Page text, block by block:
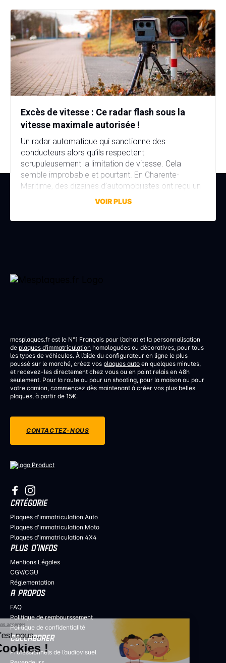
Continuer sans accepter
Salut c'est nous...
les Cookies !
Excès de vitesse : Ce radar flash sous la
vitesse maximale autorisée !
Un radar automatique qui sanctionne des
conducteurs alors qu’ils respectent
scrupuleusement la limitation de vitesse. Cela
semble improbable et pourtant. En Charente-
Maritime, des dizaines d’automobilistes ont reçu un
avis de contravention alors qu’ils n’avaient commis
discrète mais aux conséquences bien réelles. Une
VOIR PLUS
mesplaques.fr est le N°1 Français pour l’achat et la personnalisation
de plaques d’immatriculation homologuées ou décoratives, pour tous
les types de véhicules. À l’aide du configurateur en ligne le plus
poussé sur le marché, créez vos plaques auto en quelques minutes,
et recevez-les directement chez vous ou en point relais en 48h
seulement. Pour la route ou pour un shooting, pour la maison ou pour
votre camion, commencez dès maintenant à créer vos plus belles
plaques, à partir de 15€.
CONTACTEZ-NOUS
CATÉGORIE
Plaques d'immatriculation Auto
Plaques d'immatriculation Moto
Plaques d'immatriculation 4X4
PLUS D’INFOS
Mentions Légales
CGV/CGU
Réglementation
A PROPOS
FAQ
Politique de rembourssement
Politique de confidentialité
COLLABORER
Professionnels de l’audiovisuel